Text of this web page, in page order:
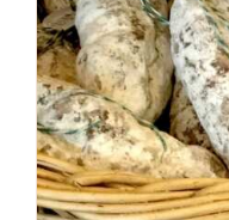
DÉTAILS